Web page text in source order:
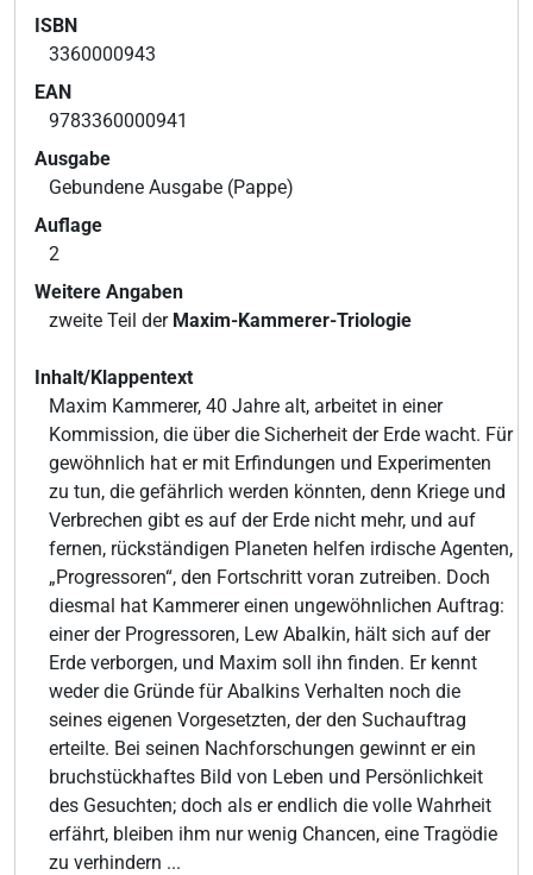
ISBN
3360000943
EAN
9783360000941
Ausgabe
Gebundene Ausgabe (Pappe)
Auflage
2
Weitere Angaben
zweite Teil der Maxim-Kammerer-Triologie
Inhalt/Klappentext
Maxim Kammerer, 40 Jahre alt, arbeitet in einer
Kommission, die über die Sicherheit der Erde wacht. Für
gewöhnlich hat er mit Erfindungen und Experimenten
zu tun, die gefährlich werden könnten, denn Kriege und
Verbrechen gibt es auf der Erde nicht mehr, und auf
fernen, rückständigen Planeten helfen irdische Agenten,
„Progressoren“, den Fortschritt voran zutreiben. Doch
diesmal hat Kammerer einen ungewöhnlichen Auftrag:
einer der Progressoren, Lew Abalkin, hält sich auf der
Erde verborgen, und Maxim soll ihn finden. Er kennt
weder die Gründe für Abalkins Verhalten noch die
seines eigenen Vorgesetzten, der den Suchauftrag
erteilte. Bei seinen Nachforschungen gewinnt er ein
bruchstückhaftes Bild von Leben und Persönlichkeit
des Gesuchten; doch als er endlich die volle Wahrheit
erfährt, bleiben ihm nur wenig Chancen, eine Tragödie
zu verhindern ...